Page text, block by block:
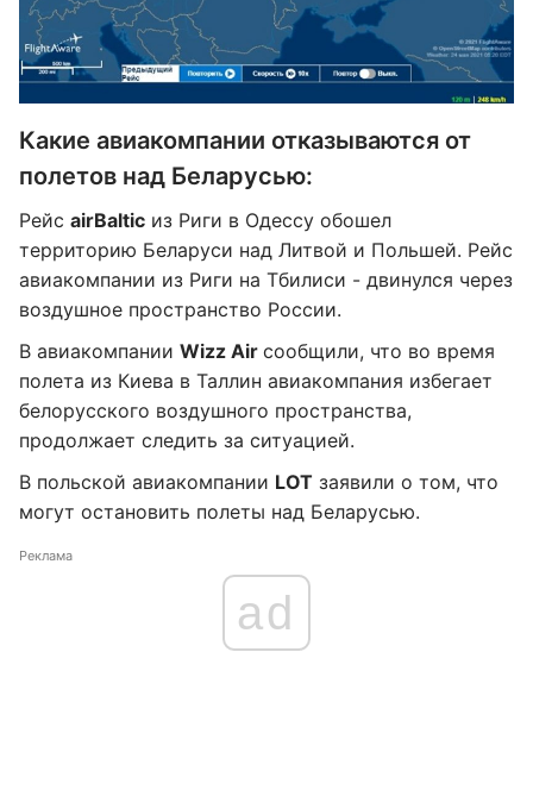
Какие авиакомпании отказываются от
полетов над Беларусью:
Рейс airBaltic из Риги в Одессу обошел
территорию Беларуси над Литвой и Польшей. Рейс
авиакомпании из Риги на Тбилиси - двинулся через
воздушное пространство России.
В авиакомпании Wizz Air сообщили, что во время
полета из Киева в Таллин авиакомпания избегает
белорусского воздушного пространства,
продолжает следить за ситуацией.
В польской авиакомпании LOT заявили о том, что
могут остановить полеты над Беларусью.
Реклама
ad